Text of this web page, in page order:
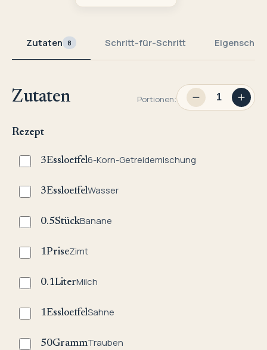
Zutaten 8 Schritt-für-Schritt
Zutaten Portionen:
Rezept
3Essloeffel6-Korn-Getreidemischung
3EssloeffelWasser
0.5StückBanane
1PriseZimt
0.1LiterMilch
1EssloeffelSahne
50GrammTrauben